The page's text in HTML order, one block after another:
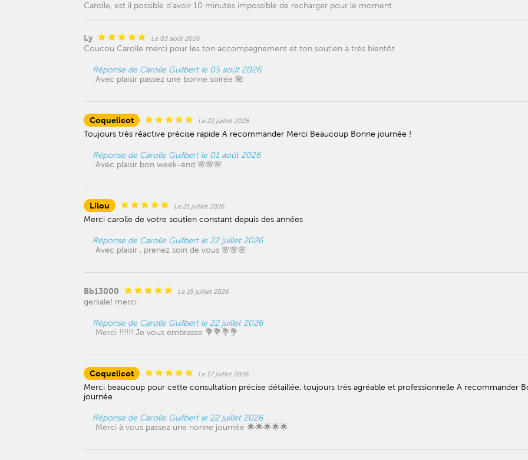
Carolle, est il possible d'avoir 10 minutes impossible de recharger pour le moment
Ly Le 03 août 2026
Coucou Carolle merci pour les ton accompagnement et ton soutien à très bientôt
Réponse de Carolle Guilbert le 05 août 2026
Avec plaisir passez une bonne soirée 🌺
Coquelicot Le 22 juillet 2026
Toujours très réactive précise rapide A recommander Merci Beaucoup Bonne journée !
Réponse de Carolle Guilbert le 01 août 2026
Avec plaisir bon week-end 🌸🌸🌸
Lilou Le 21 juillet 2026
Merci carolle de votre soutien constant depuis des années
Réponse de Carolle Guilbert le 22 juillet 2026
Avec plaisir , prenez soin de vous 🌸🌸🌸
Bb13000 Le 19 juillet 2026
geniale! merci
Réponse de Carolle Guilbert le 22 juillet 2026
Merci !!!!!! Je vous embrasse 💐💐💐💐
Coquelicot Le 17 juillet 2026
Merci beaucoup pour cette consultation précise détaillée, toujours très agréable et professionnelle A recommander
journée
Réponse de Carolle Guilbert le 22 juillet 2026
Merci à vous passez une nonne journée 🌟🌟🌟🌟🌟